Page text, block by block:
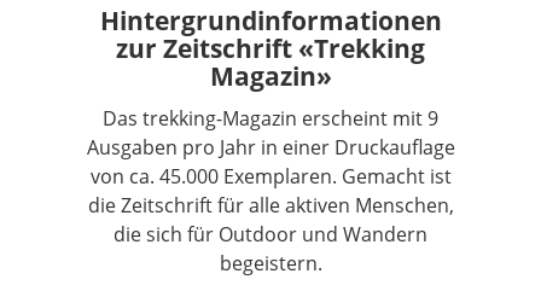
Hintergrundinformationen
zur Zeitschrift «Trekking
Magazin»
Das trekking-Magazin erscheint mit 9
Ausgaben pro Jahr in einer Druckauflage
von ca. 45.000 Exemplaren. Gemacht ist
die Zeitschrift für alle aktiven Menschen,
die sich für Outdoor und Wandern
begeistern.